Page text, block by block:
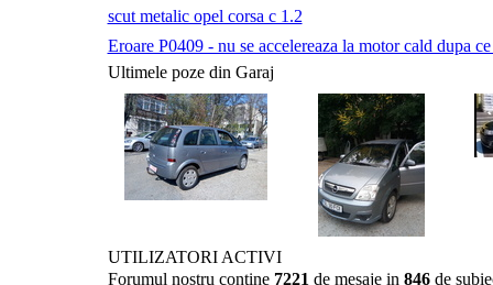
scut metalic opel corsa c 1.2
Eroare P0409 - nu se accelereaza la motor cald dupa
Ultimele poze din Garaj
UTILIZATORI ACTIVI
Forumul nostru contine 7221 de mesaje in 846de